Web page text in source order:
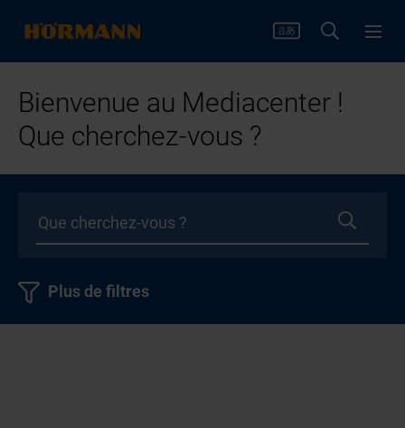
Bienvenue au Mediacenter !
Que cherchez-vous ?
Plus de filtres